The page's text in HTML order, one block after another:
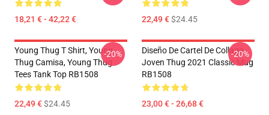
18,21 € - 42,22 € 22,49 €$24.45
Young Thug T Shirt, Young
Thug Camisa, Young Thug
Tees Tank Top RB1508
22,49 €$24.45
-20%
Diseño De Cartel De Collage
Joven Thug 2021 Classic Mug
RB1508
23,00 € - 26,68 €
-20%